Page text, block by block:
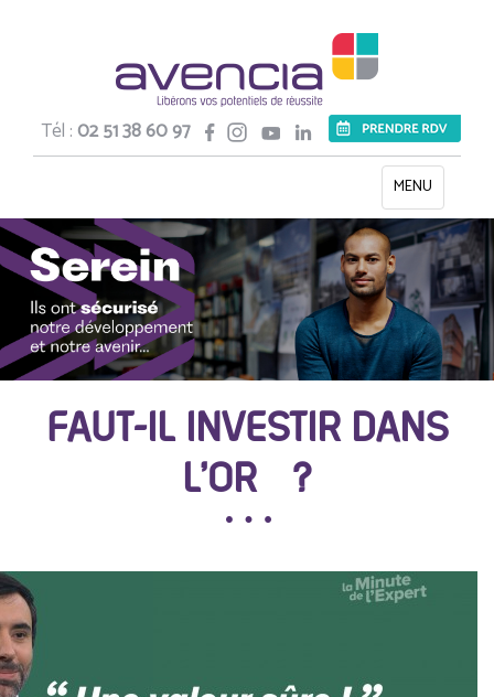
Tél :02 51 38 60 97
Toggle
navigation
MENU
FAUT-IL INVESTIR DANS
L’OR ?